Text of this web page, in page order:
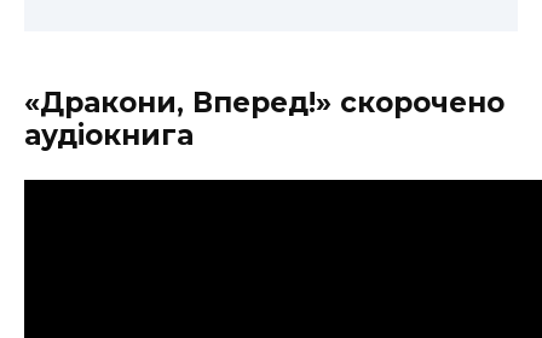
«Дракони, Вперед!» скорочено
аудіокнига